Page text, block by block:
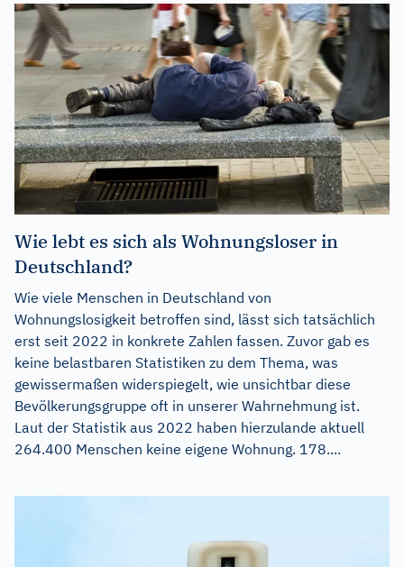
Wie lebt es sich als Wohnungsloser in
Deutschland?
Wie viele Menschen in Deutschland von
Wohnungslosigkeit betroffen sind, lässt sich tatsächlich
erst seit 2022 in konkrete Zahlen fassen. Zuvor gab es
keine belastbaren Statistiken zu dem Thema, was
gewissermaßen widerspiegelt, wie unsichtbar diese
Bevölkerungsgruppe oft in unserer Wahrnehmung ist.
Laut der Statistik aus 2022 haben hierzulande aktuell
264.400 Menschen keine eigene Wohnung. 178....